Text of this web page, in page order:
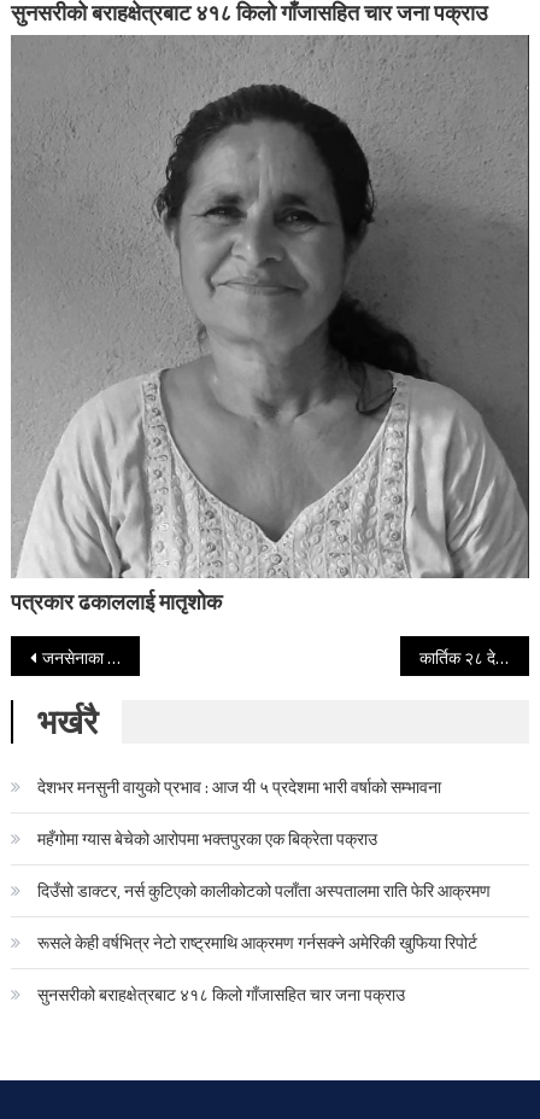
सुनसरीको बराहक्षेत्रबाट ४१८ किलो गाँजासहित चार जना पक्राउ
पत्रकार ढकाललाई मातृशोक
Post navigation
जनसेनाका व्यारेकमा भएको भ्रष्टाचारको छानविन सुरू भएपछि माअाेवादी केन्द्रका नेता तनावमा कार्तिक २८ देखि सबै एनलग टेलिभिजन बन्द गर्दै सरकार
भर्खरै
देशभर मनसुनी वायुको प्रभाव : आज यी ५ प्रदेशमा भारी वर्षाको सम्भावना
महँगोमा ग्यास बेचेको आरोपमा भक्तपुरका एक बिक्रेता पक्राउ
दिउँसो डाक्टर, नर्स कुटिएको कालीकोटको पलाँता अस्पतालमा राति फेरि आक्रमण
रूसले केही वर्षभित्र नेटो राष्ट्रमाथि आक्रमण गर्नसक्ने अमेरिकी खुफिया रिपोर्ट
सुनसरीको बराहक्षेत्रबाट ४१८ किलो गाँजासहित चार जना पक्राउ